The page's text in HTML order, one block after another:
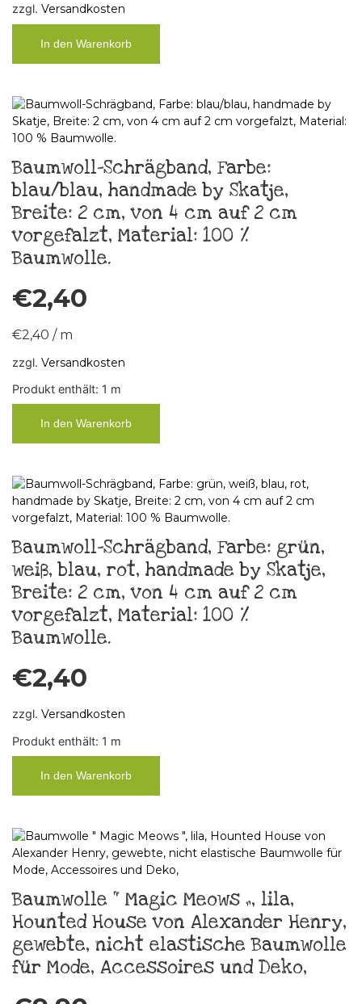
zzgl. Versandkosten
In den Warenkorb
Baumwoll-Schrägband, Farbe:
blau/blau, handmade by Skatje,
Breite: 2 cm, von 4 cm auf 2 cm
vorgefalzt, Material: 100 %
Baumwolle.
€2,40
€2,40 / m
zzgl. Versandkosten
Produkt enthält: 1 m
In den Warenkorb
Baumwoll-Schrägband, Farbe: grün,
weiß, blau, rot, handmade by Skatje,
Breite: 2 cm, von 4 cm auf 2 cm
vorgefalzt, Material: 100 %
Baumwolle.
€2,40
zzgl. Versandkosten
Produkt enthält: 1 m
In den Warenkorb
Baumwolle “ Magic Meows „, lila,
Hounted House von Alexander Henry,
gewebte, nicht elastische Baumwolle
für Mode, Accessoires und Deko,